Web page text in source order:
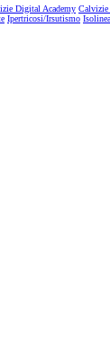
Digital Academy
Ipertricosi/Irsutismo Isolinea